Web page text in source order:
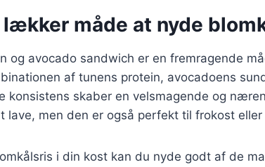
lækker måde at nyde
og avocado sandwich er en fremragende
af tunens protein, avocadoens
konsistens skaber en velsmagende og
lave, men den er også perfekt til frokost
i din kost kan du nyde godt af de